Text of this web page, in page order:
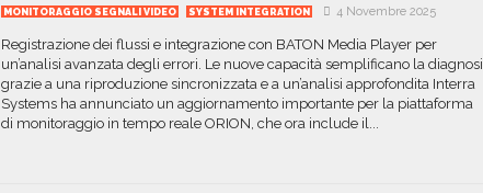
MONITORAGGIO SEGNALI VIDEO SYSTEM INTEGRATION 4 Novembre 2025
Registrazione dei flussi e integrazione con BATON Media Player per
un’analisi avanzata degli errori. Le nuove capacità semplificano la diagnosi
grazie a una riproduzione sincronizzata e a un’analisi approfondita Interra
Systems ha annunciato un aggiornamento importante per la piattaforma
di monitoraggio in tempo reale ORION, che ora include il...